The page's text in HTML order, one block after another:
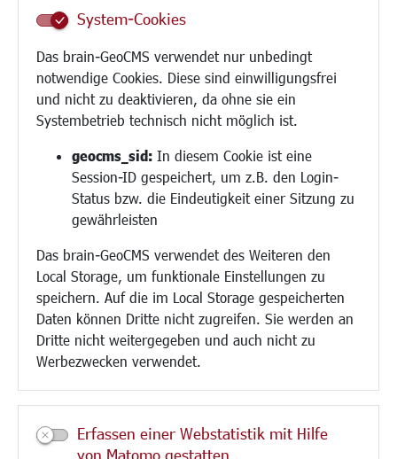
System-Cookies
Das brain-GeoCMS verwendet nur unbedingt
notwendige Cookies. Diese sind einwilligungsfrei
und nicht zu deaktivieren, da ohne sie ein
Systembetrieb technisch nicht möglich ist.
geocms_sid: In diesem Cookie ist eine
Session-ID gespeichert, um z.B. den Login-
Status bzw. die Eindeutigkeit einer Sitzung zu
gewährleisten
Das brain-GeoCMS verwendet des Weiteren den
Local Storage, um funktionale Einstellungen zu
speichern. Auf die im Local Storage gespeicherten
Daten können Dritte nicht zugreifen. Sie werden an
Dritte nicht weitergegeben und auch nicht zu
Werbezwecken verwendet.
Erfassen einer Webstatistik mit Hilfe
von Matomo gestatten
Schule
Demokratie leben
Ukrainehilfe
Hilfe für Geflüchtete
Religion
Bauen/Umwelt/Mobilität
Bebauungsplanung
Verkehr/Mobilität
Glasfaserausbau
Aktuelle Baustellen
Paddelteich
CINDY S
Kultur/Freizeit/Tourismus
Veranstaltungen
Neue Stadthalle Langen